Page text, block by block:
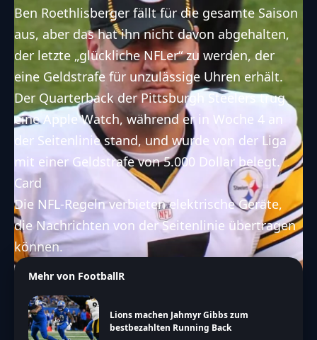
Ben Roethlisberger fällt für die gesamte Saison
aus, aber das hat ihn nicht davon abgehalten,
der letzte „glückliche NFLer“ zu werden, der
eine Geldstrafe für unzulässige Uhren erhält.
Der Quarterback der Pittsburgh Steelers trug
eine Apple Watch, während er in Woche 4 an
der Seitenlinie stand, und wurde von der Liga
mit einer Geldstrafe von 5.000 Dollar belegt.
Card
Die NFL-Regeln verbieten elektrische Geräte,
die Nachrichten von der Seitenlinie übertragen
können.
Mehr von FootballR
Lions machen Jahmyr Gibbs zum
bestbezahlten Running Back